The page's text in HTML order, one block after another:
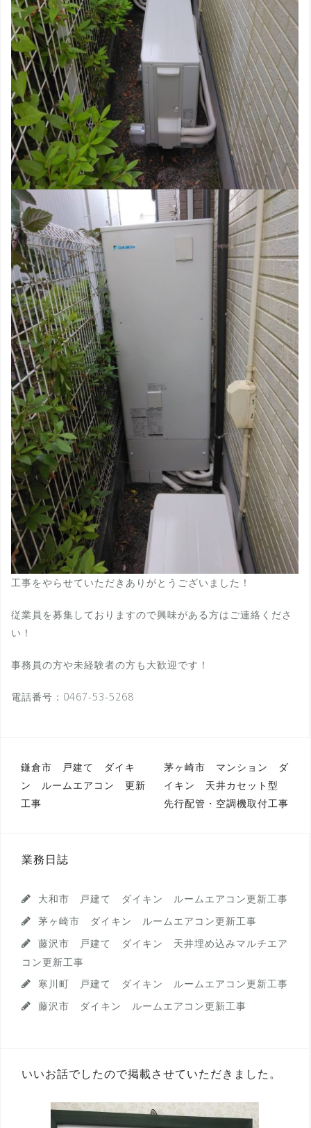
工事をやらせていただきありがとうございました！
従業員を募集しておりますので興味がある方はご連絡くださ
い！
事務員の方や未経験者の方も大歓迎です！
電話番号：0467-53-5268
投
稿
ナ
ゲ
シ
ョ
ン
鎌倉市 戸建て ダイキ
ン ルームエアコン 更新
工事
茅ヶ崎市 マンション ダ
イキン 天井カセット型
先行配管・空調機取付工事
業務日誌
大和市 戸建て ダイキン ルームエアコン更新工事
茅ヶ崎市 ダイキン ルームエアコン更新工事
藤沢市 戸建て ダイキン 天井埋め込みマルチエア
コン更新工事
寒川町 戸建て ダイキン ルームエアコン更新工事
藤沢市 ダイキン ルームエアコン更新工事
いいお話でしたので掲載させていただきました。